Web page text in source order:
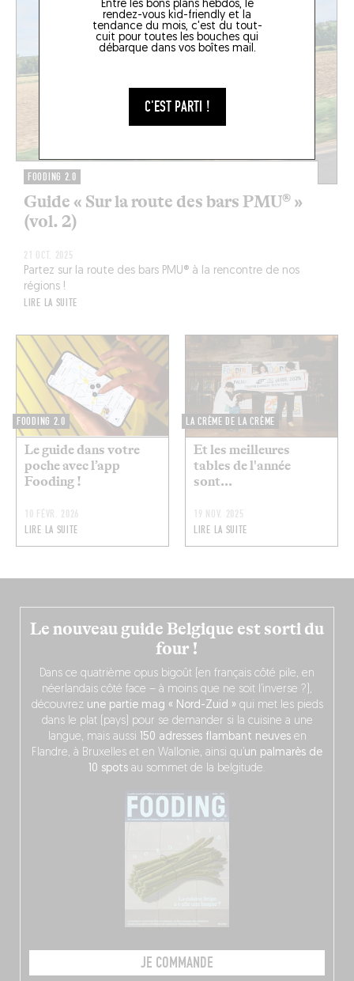
Entre les bons plans hebdos, le
rendez-vous kid-friendly et la
tendance du mois, c'est du tout-
cuit pour toutes les bouches qui
débarque dans vos boîtes mail.
C'EST PARTI !
FOODING 2.0
Guide « Sur la route des bars PMU® »
(vol. 2)
21 OCT. 2025
Partez sur la route des bars PMU® à la rencontre de nos
régions !
LIRE LA SUITE
FOODING 2.0
Le guide dans votre
poche avec l’app
Fooding !
10 FÉVR. 2026
LIRE LA SUITE
LA CRÈME DE LA CRÈME
Et les meilleures
tables de l'année
sont...
19 NOV. 2025
LIRE LA SUITE
Le nouveau guide Belgique est sorti du
four !
Dans ce quatrième opus bigoût (en français côté pile, en
néerlandais côté face – à moins que ne soit l’inverse ?),
découvrez une partie mag « Nord-Zuid » qui met les pieds
dans le plat (pays) pour se demander si la cuisine a une
langue, mais aussi 150 adresses flambant neuvesen
Flandre, à Bruxelles et en Wallonie, ainsi qu’un palmarès de
10 spots au sommet de la belgitude.
JE COMMANDE